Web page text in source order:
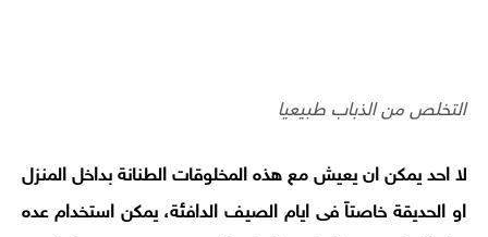
التخلص من الذباب طبيعيا
لا احد يمكن ان يعيش مع هذه المخلوقات الطنانة بداخل المنزل
او الحديقة خاصتاَ فى ايام الصيف الدافئة، يمكن استخدام عده